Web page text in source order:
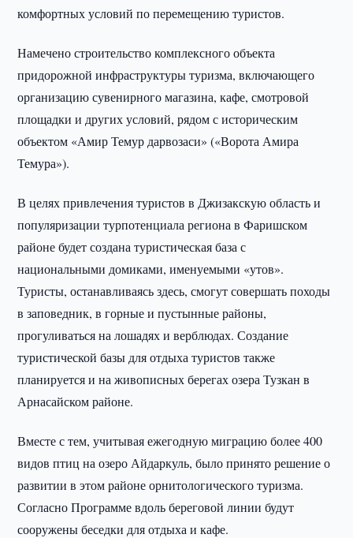
комфортных условий по перемещению туристов.
Намечено строительство комплексного объекта
придорожной инфраструктуры туризма, включающего
организацию сувенирного магазина, кафе, смотровой
площадки и других условий, рядом с историческим
объектом «Амир Темур дарвозаси» («Ворота Амира
Темура»).
В целях привлечения туристов в Джизакскую область и
популяризации турпотенциала региона в Фаришском
районе будет создана туристическая база с
национальными домиками, именуемыми «утов».
Туристы, останавливаясь здесь, смогут совершать походы
в заповедник, в горные и пустынные районы,
прогуливаться на лошадях и верблюдах. Создание
туристической базы для отдыха туристов также
планируется и на живописных берегах озера Тузкан в
Арнасайском районе.
Вместе с тем, учитывая ежегодную миграцию более 400
видов птиц на озеро Айдаркуль, было принято решение о
развитии в этом районе орнитологического туризма.
Согласно Программе вдоль береговой линии будут
сооружены беседки для отдыха и кафе.